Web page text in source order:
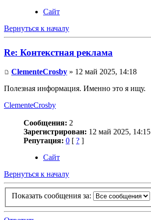
Сайт
Вернуться к началу
Re: Контекстная реклама
ClementeCrosby » 12 май 2025, 14:18
Полезная информация. Именно это я ищу.
ClementeCrosby
Сообщения: 2
Зарегистрирован: 12 май 2025, 14:15
Репутация: 0 [ ? ]
Сайт
Вернуться к началу
Показать сообщения за: